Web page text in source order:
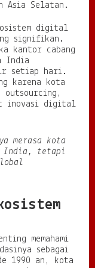
Asia Selatan.
digital
signifikan.
kantor cabang
India
setiap hari.
karena kota
inovasi digital
merasa kota
India, tetapi
memahami
sebagai
1990 an, kota